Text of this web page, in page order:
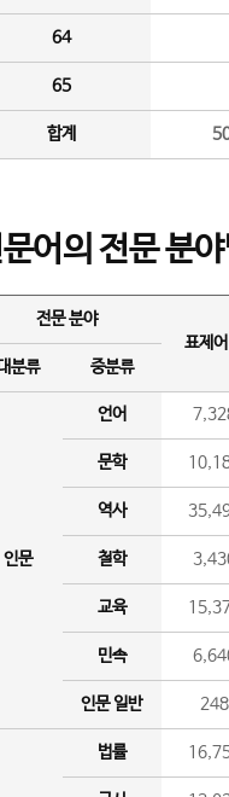
64
65
합계
어의 전문 분
전문 분야
표제
분류
중분류
인문
언어
문학
역사
철학
교육
민속
인문 일반 248
법률